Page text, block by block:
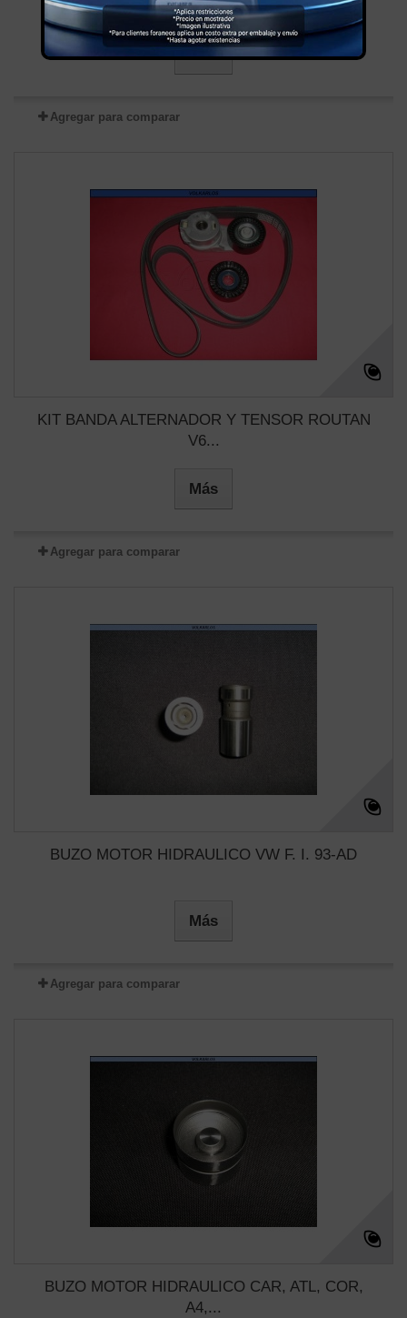
OMEGA...
Más
Agregar para comparar
KIT BANDA ALTERNADOR Y TENSOR ROUTAN
V6...
Más
Agregar para comparar
BUZO MOTOR HIDRAULICO VW F. I. 93-AD
Más
Agregar para comparar
BUZO MOTOR HIDRAULICO CAR, ATL, COR,
A4,...